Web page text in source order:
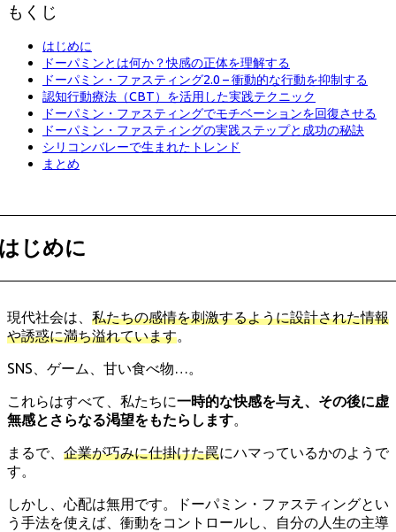
もくじ
はじめに
ドーパミンとは何か？快感の正体を理解する
ドーパミン・ファスティング2.0 – 衝動的な行動を抑制する
認知行動療法（CBT）を活用した実践テクニック
ドーパミン・ファスティングでモチベーションを回復させる
ドーパミン・ファスティングの実践ステップと成功の秘訣
シリコンバレーで生まれたトレンド
まとめ
じめに
現代社会は、 私たちの感情を刺激するように設計された情報
や誘惑に満ち溢れています。
SNS、ゲーム、甘い食べ物…。
これらはすべて、私たちに一時的な快感を与え、その後に虚
無感とさらなる渇望をもたらします。
まるで、 企業が巧みに仕掛けた罠にハマっているかのようで
す。
しかし、心配は無用です。ドーパミン・ファスティングとい
う手法を使えば、衝動をコントロールし、自分の人生の主導